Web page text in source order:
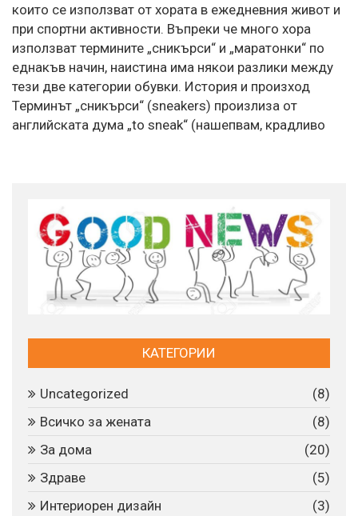
които се използват от хората в ежедневния живот и
при спортни активности. Въпреки че много хора
използват термините „сникърси“ и „маратонки“ по
еднакъв начин, наистина има някои разлики между
тези две категории обувки. История и произход
Терминът „сникърси“ (sneakers) произлиза от
английската дума „to sneak“ (нашепвам, крадливо
КАТЕГОРИИ
Uncategorized
(8)
Всичко за жената
(8)
За дома
(20)
Здраве
(5)
Интериорен дизайн
(3)